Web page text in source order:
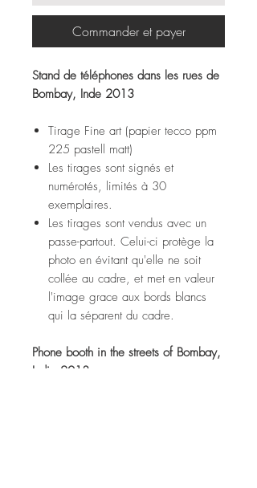
Commander et payer
Stand de téléphones dans les rues de
Bombay, Inde 2013
Tirage Fine art (papier tecco ppm
225 pastell matt)
Les tirages sont signés et
numérotés, limités à 30
exemplaires.
Les tirages sont vendus avec un
passe-partout. Celui-ci protège la
photo en évitant qu'elle ne soit
collée au cadre, et met en valeur
l'image grace aux bords blancs
qui la séparent du cadre.
Phone booth in the streets of Bombay,
India 2013